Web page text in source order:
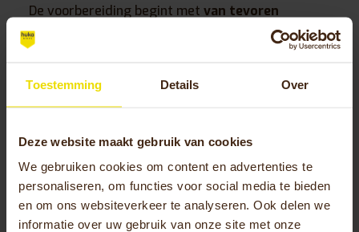
Toestemming Details Over
Deze website maakt gebruik van cookies
We gebruiken cookies om content en advertenties te
personaliseren, om functies voor social media te bieden
en om ons websiteverkeer te analyseren. Ook delen we
informatie over uw gebruik van onze site met onze
De voorbereiding begint met van tevoren
contact opnemen
met de vervoerder. Leg uit
welk type driewieler je hebt en vraag specifiek
maken uitzonderingen of kunnen alternatieve
oplossingen aanreiken. Noteer de naam van de
eigen zekerheid.
Meet je driewieler nauwkeurig op: breedte, lengte
en hoogte. Vergelijk deze afmetingen met de
specificaties van het vervoermiddel dat je wilt